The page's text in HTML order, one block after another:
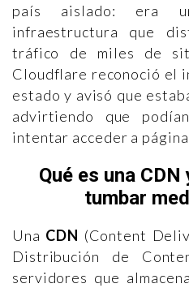
país aislado: era
infraestructura que
tráfico de miles de
Cloudflare reconoció el
estado y avisó que
advirtiendo que
intentar acceder a
Qué es una
tumbar
Una CDN (Content
Distribución de
servidores que